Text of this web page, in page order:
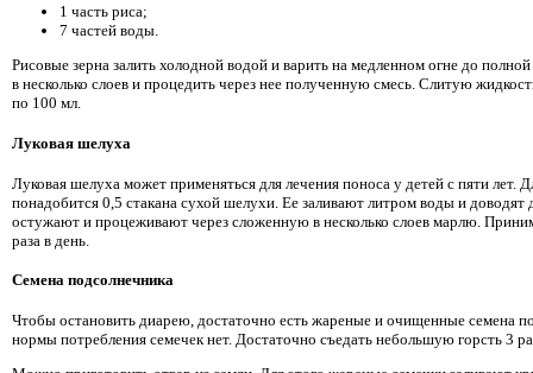
1 часть риса;
7 частей воды.
Рисовые зерна залить холодной водой и варить на медленном огне до
в несколько слоев и процедить через нее полученную смесь. Слитую
по 100 мл.
Луковая шелуха
Луковая шелуха может применяться для лечения поноса у детей с пяти лет.
понадобится 0,5 стакана сухой шелухи. Ее заливают литром воды и доводят
остужают и процеживают через сложенную в несколько слоев марлю.
раза в день.
Семена подсолнечника
Чтобы остановить диарею, достаточно есть жареные и очищенные семена
нормы потребления семечек нет. Достаточно съедать небольшую горсть 3